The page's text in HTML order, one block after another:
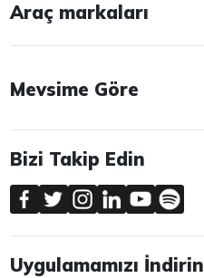
Araç markaları
Mevsime Göre
Bizi Takip Edin
Uygulamamızı İndirin